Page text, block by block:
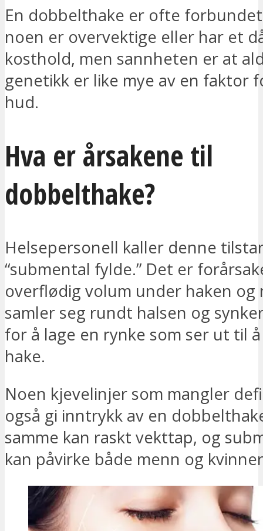
En dobbelthake er ofte
noen er overvektige eller har et
kosthold, men sannheten er at
genetikk er like mye av en faktor
hud.
Hva er årsakene til
dobbelthake?
Helsepersonell kaller denne
“submental fylde.” Det er
overflødig volum under haken og
samler seg rundt halsen og
for å lage en rynke som ser ut til
hake.
Noen kjevelinjer som mangler
også gi inntrykk av en
samme kan raskt vekttap, og
kan påvirke både menn og